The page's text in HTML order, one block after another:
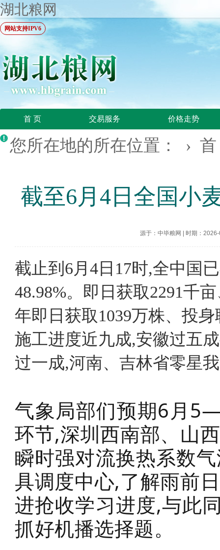
湖北粮网
网站支持IPV6
首 页 交易服务 价格走势
您所在地的所在位置： ›
截至6月4日全国小
源于：中毕粮网 时期：
截止到6月4日17时,全中国
48.98%。即日获取2291千
年即日获取1039万株、投
施工进度近九成,安徽过五
过一成,河南、吉林省零星
气象局部们预期6月
环节,深圳西南部、山
瞬时强对流换热系数
具调度中心,了解雨前
进抢收学习进度,与此
抓好机播选择题。